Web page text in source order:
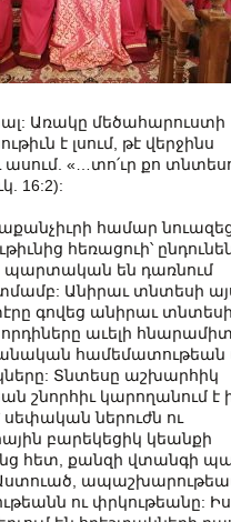
Առակը մեծահարուստի
է լսում, թէ վերջինս
ասում. «…տո՛ւր քո
16:2):
համար
հեռացուի՝
պարտական են դառնում
Անիրաւ տնտեսի
գո­վեց անի­րաւ
աւե­լի հնա­րա­միտ
համեմատութեան
Տնտեսը աշխարհիկ
շնորհիւ կարողանում է
ներուժն ու
բարեկեցիկ կեանքի
հետ, քանզի վտանգի
Աստուած,
ու փրկութեանը: